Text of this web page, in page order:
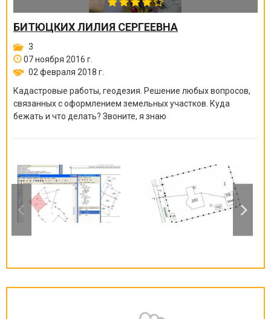
БИТЮЦКИХ ЛИЛИЯ СЕРГЕЕВНА
3
07 ноября 2016 г.
02 февраля 2018 г.
Кадастровые работы, геодезия. Решение любых вопросов,
связанных с оформлением земельных участков. Куда
бежать и что делать? Звоните, я знаю